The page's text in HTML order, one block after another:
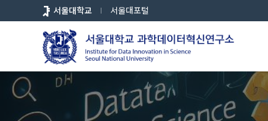
로
서울대학교 서울대포털